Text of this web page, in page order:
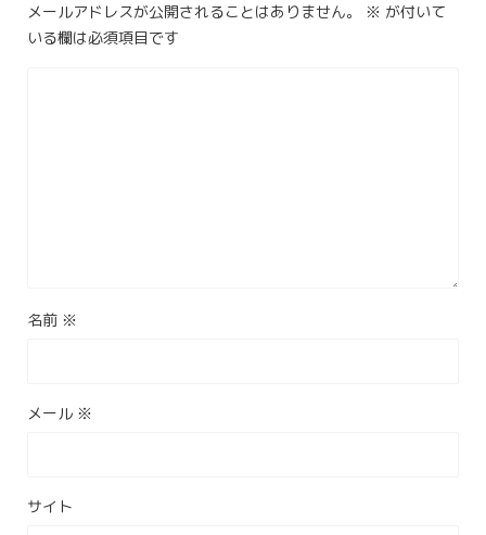
メールアドレスが公開されることはありません。 ※ が付いて
いる欄は必須項目です
名前 ※
メール ※
サイト